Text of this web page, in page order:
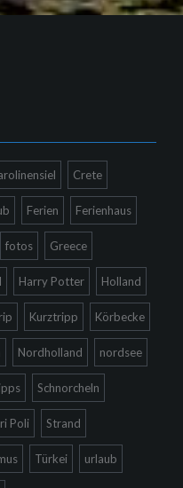
Crete
Ferien Ferienhaus
fotos Greece
Harry Potter Holland
Kurztripp Körbecke
Nordholland nordsee
Schnorcheln
Poli Strand
Türkei urlaub